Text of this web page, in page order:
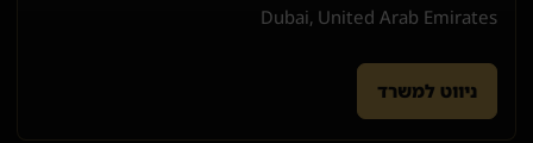
Dubai, United Arab Emirates
ניווט למשרד